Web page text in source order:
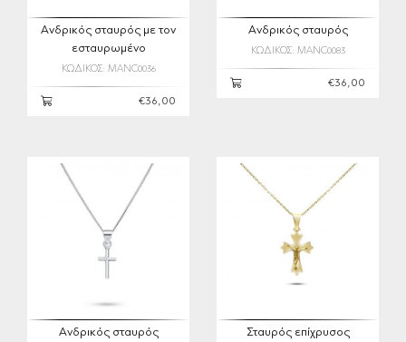
Ανδρικός σταυρός με τον
εσταυρωμένο
ΚΩΔΙΚΟΣ: MANC0036
€36,00
Ανδρικός σταυρός
ΚΩΔΙΚΟΣ: MANC0083
€36,00
Ανδρικός σταυρός Σταυρός επίχρυσος